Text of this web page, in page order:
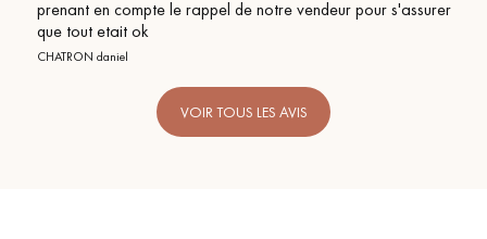
prenant en compte le rappel de notre vendeur pour s'assurer
que tout etait ok
CHATRON daniel
VOIR TOUS LES AVIS